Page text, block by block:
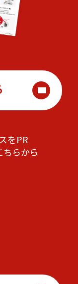
をPR
らから